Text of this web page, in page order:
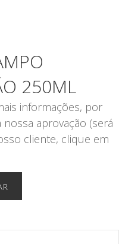
250ML
informações, por
aprovação (será
cliente, clique em